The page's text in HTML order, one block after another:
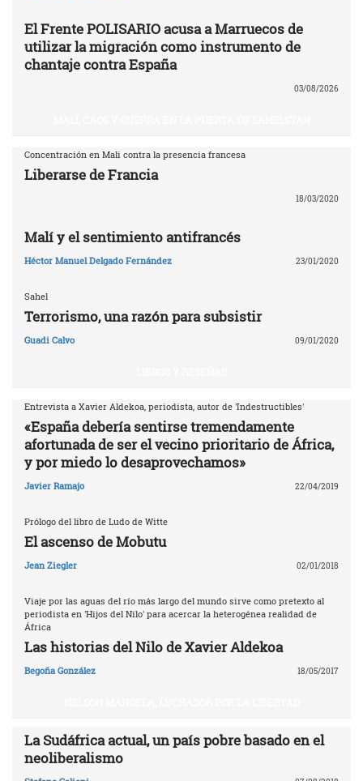
El Frente POLISARIO acusa a Marruecos de
utilizar la migración como instrumento de
chantaje contra España
03/08/2026
Concentración en Mali contra la presencia francesa
Liberarse de Francia
18/03/2020
Malí y el sentimiento antifrancés
Héctor Manuel Delgado Fernández 23/01/2020
Sahel
Terrorismo, una razón para subsistir
Guadi Calvo 09/01/2020
Entrevista a Xavier Aldekoa, periodista, autor de 'Indestructibles'
«España debería sentirse tremendamente
afortunada de ser el vecino prioritario de África,
y por miedo lo desaprovechamos»
Javier Ramajo 22/04/2019
Prólogo del libro de Ludo de Witte
El ascenso de Mobutu
Jean Ziegler 02/01/2018
Viaje por las aguas del río más largo del mundo sirve como pretexto al
periodista en 'Hijos del Nilo' para acercar la heterogénea realidad de
África
Las historias del Nilo de Xavier Aldekoa
Begoña González 18/05/2017
La Sudáfrica actual, un país pobre basado en el
neoliberalismo